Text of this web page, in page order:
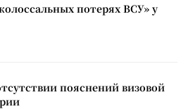
потерях ВСУ» у
пояснений визовой